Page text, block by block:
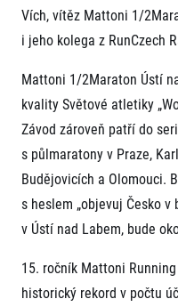
Vích, vítěz Mattoni 1/
i jeho kolega z RunCzech
Mattoni 1/2Maraton Ústí
kvality Světové atletiky
Závod zároveň patří do
s půlmaratony v Praze,
Budějovicích a Olomouci.
s heslem „objevuj Česko v
v Ústí nad Labem, bude
15. ročník Mattoni
historický rekord v počtu